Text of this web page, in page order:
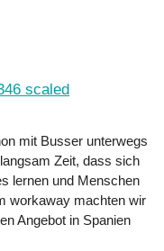
mit Busser unterwegs
Zeit, dass sich
lernen und Menschen
workaway machten wir
Angebot in Spanien